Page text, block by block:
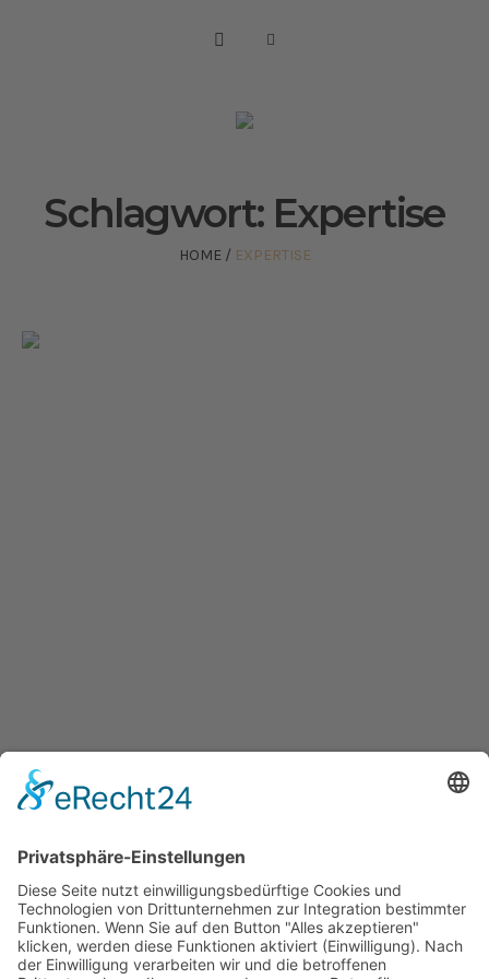
Schlagwort: Expertise
HOME / EXPERTISE
BEITRAG
Die Wichtigkeit von
persönlichen Kontakt in der
Gesundheitsbranche
7. APRIL 2024 ALLGEMEINES, EXPERTEN